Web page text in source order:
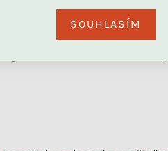
SOUHLASÍM